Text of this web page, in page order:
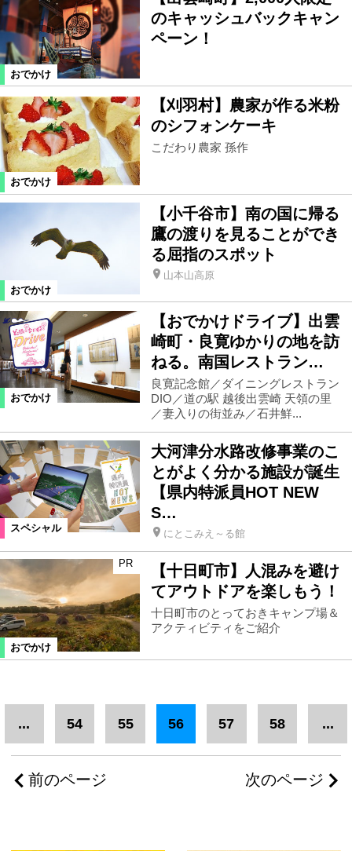
おでかけ
のキャッシュバックキャン
ペーン！
おでかけ
【刈羽村】農家が作る米粉
のシフォンケーキ
こだわり農家 孫作
おでかけ
【小千谷市】南の国に帰る
鷹の渡りを見ることができ
る屈指のスポット
山本山高原
おでかけ
【おでかけドライブ】出雲
崎町・良寛ゆかりの地を訪
ねる。南国レストラン…
良寛記念館／ダイニングレストラン
DIO／道の駅 越後出雲崎 天領の里
／妻入りの街並み／石井鮮...
スペシャル
大河津分水路改修事業のこ
とがよく分かる施設が誕生
【県内特派員HOT NEW
S…
にとこみえ～る館
おでかけ
PR
【十日町市】人混みを避け
てアウトドアを楽しもう！
十日町市のとっておきキャンプ場＆
アクティビティをご紹介
前のページ
... 54 55 56 57 58 ...
次のページ